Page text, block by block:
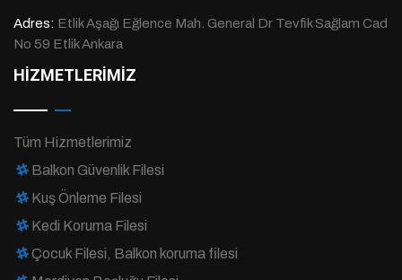
Adres: Etlik Aşağı Eğlence Mah. General Dr Tevfik Sağlam Cad
No 59 Etlik Ankara
HİZMETLERİMİZ
Tüm Hizmetlerimiz
Balkon Güvenlik Filesi
Kuş Önleme Filesi
Kedi Koruma Filesi
Çocuk Filesi, Balkon koruma filesi